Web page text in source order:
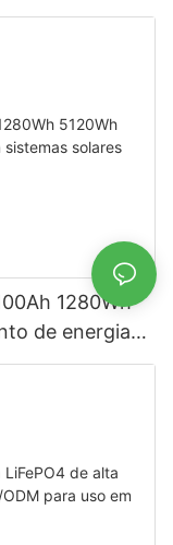
1280Wh
de energia